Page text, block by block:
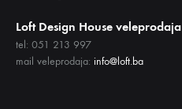
Loft Design House veleprodaja
tel: 051 213 997
mail veleprodaja: info@loft.ba